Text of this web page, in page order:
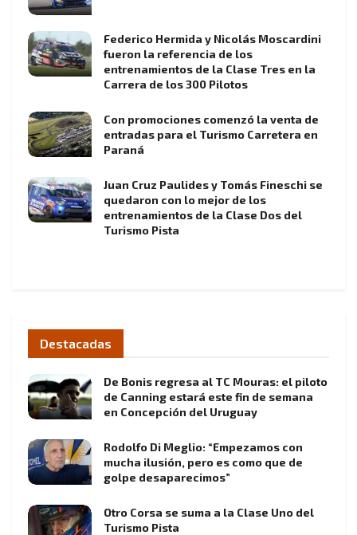
Federico Hermida y Nicolás Moscardini
fueron la referencia de los
entrenamientos de la Clase Tres en la
Carrera de los 300 Pilotos
Con promociones comenzó la venta de
entradas para el Turismo Carretera en
Paraná
Juan Cruz Paulides y Tomás Fineschi se
quedaron con lo mejor de los
entrenamientos de la Clase Dos del
Turismo Pista
Destacadas
De Bonis regresa al TC Mouras: el piloto
de Canning estará este fin de semana
en Concepción del Uruguay
Rodolfo Di Meglio: “Empezamos con
mucha ilusión, pero es como que de
golpe desaparecimos”
Otro Corsa se suma a la Clase Uno del
Turismo Pista